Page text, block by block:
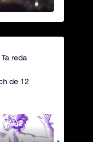
Ta reda
de 12